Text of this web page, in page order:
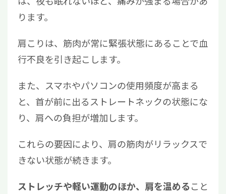
ります。
肩こりは、筋肉が常に緊張状態にあることで血
行不良を引き起こします。
また、スマホやパソコンの使用頻度が高まる
と、首が前に出るストレートネックの状態にな
り、肩への負担が増加します。
これらの要因により、肩の筋肉がリラックスで
きない状態が続きます。
ストレッチや軽い運動のほか、肩を温めること